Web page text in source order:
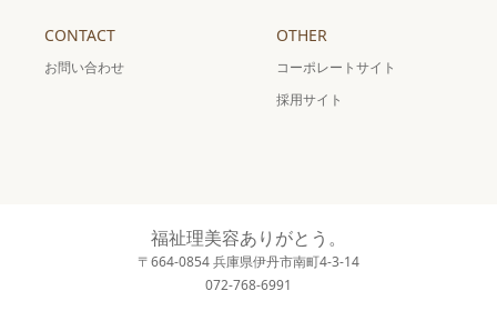
CONTACT
お問い合わせ
OTHER
コーポレートサイト
採用サイト
福祉理美容ありがとう。
〒664-0854 兵庫県伊丹市南町4-3-14
072-768-6991